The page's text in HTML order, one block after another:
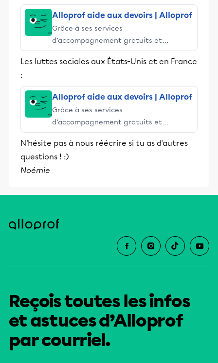
Alloprof aide aux devoirs | Alloprof
Grâce à ses services
d’accompagnement gratuits et
stimulants, Alloprof engage les élèves
et leurs parents dans la réussite
Les luttes sociales aux États-Unis et en France
:
Alloprof aide aux devoirs | Alloprof
Grâce à ses services
d’accompagnement gratuits et
stimulants, Alloprof engage les élèves
et leurs parents dans la réussite
éducative.
N'hésite pas à nous réécrire si tu as d'autres
questions ! :)
Noémie
Reçois toutes les infos
et astuces d’Alloprof
par courriel.